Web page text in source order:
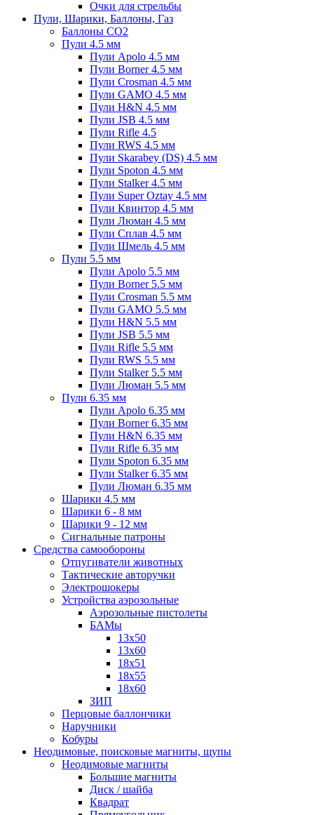
Очки для стрельбы
Пули, Шарики, Баллоны, Газ
Баллоны CO2
Пули 4.5 мм
Пули Apolo 4.5 мм
Пули Borner 4.5 мм
Пули Crosman 4.5 мм
Пули GAMO 4.5 мм
Пули H&N 4.5 мм
Пули JSB 4.5 мм
Пули Rifle 4.5
Пули RWS 4.5 мм
Пули Skarabey (DS) 4.5 мм
Пули Spoton 4.5 мм
Пули Stalker 4.5 мм
Пули Super Oztay 4.5 мм
Пули Квинтор 4.5 мм
Пули Люман 4.5 мм
Пули Сплав 4.5 мм
Пули Шмель 4.5 мм
Пули 5.5 мм
Пули Apolo 5.5 мм
Пули Borner 5.5 мм
Пули Crosman 5.5 мм
Пули GAMO 5.5 мм
Пули H&N 5.5 мм
Пули JSB 5.5 мм
Пули Rifle 5.5 мм
Пули RWS 5.5 мм
Пули Stalker 5.5 мм
Пули Люман 5.5 мм
Пули 6.35 мм
Пули Apolo 6.35 мм
Пули Borner 6.35 мм
Пули H&N 6.35 мм
Пули Rifle 6.35 мм
Пули Spoton 6.35 мм
Пули Stalker 6.35 мм
Пули Люман 6.35 мм
Шарики 4.5 мм
Шарики 6 - 8 мм
Шарики 9 - 12 мм
Сигнальные патроны
Средства самообороны
Отпугиватели животных
Тактические авторучки
Электрошокеры
Устройства аэрозольные
Аэрозольные пистолеты
БАМы
13х50
13х60
18х51
18х55
18х60
ЗИП
Перцовые баллончики
Наручники
Кобуры
Неодимовые, поисковые магниты, щупы
Неодимовые магниты
Большие магниты
Диск / шайба
Квадрат